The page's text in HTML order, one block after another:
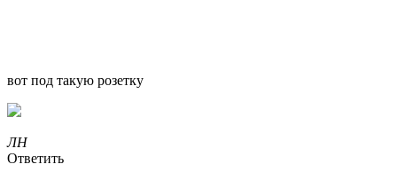
вот под такую розетку
ЛН
Ответить